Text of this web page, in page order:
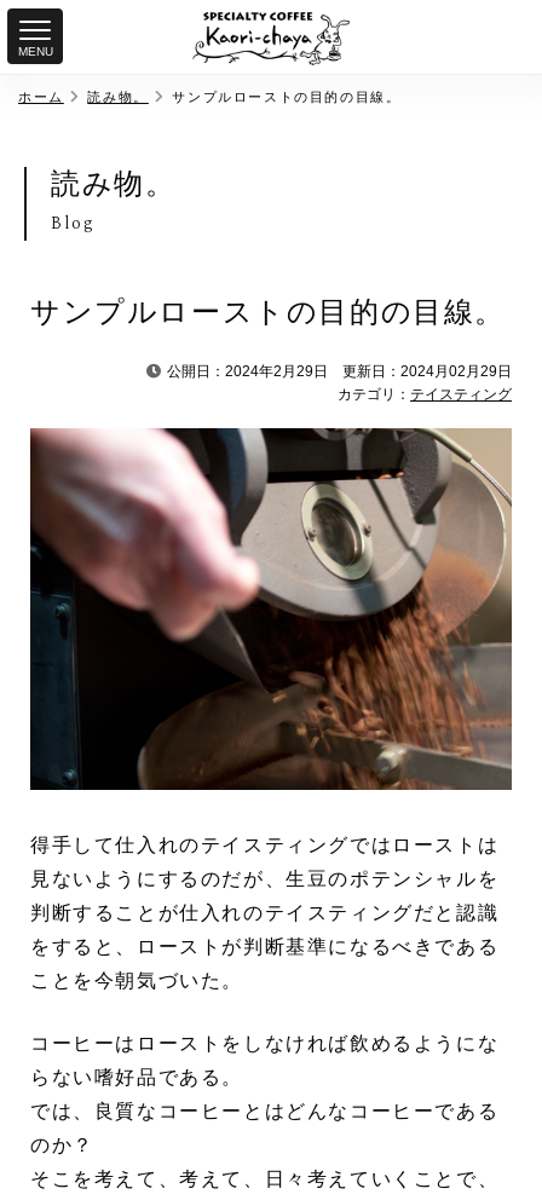
MENU
ホーム 読み物。 サンプルローストの目的の目線。
読み物。
Blog
サンプルローストの目的の目線。
公開日：2024年2月29日
更新日：2024月02月29日
カテゴリ： テイスティング
得手して仕入れのテイスティングではローストは
見ないようにするのだが、生豆のポテンシャルを
判断することが仕入れのテイスティングだと認識
をすると、ローストが判断基準になるべきである
ことを今朝気づいた。
コーヒーはローストをしなければ飲めるようにな
らない嗜好品である。
では、良質なコーヒーとはどんなコーヒーである
のか？
そこを考えて、考えて、日々考えていくことで、